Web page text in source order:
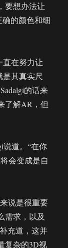
要想办法让
的颜色和细
直在努力让
其真实尺
的话来
了解AR，但
说道。“在你
会变成是自
说是很重要
需求，以及
充道，这并
复杂的3D视